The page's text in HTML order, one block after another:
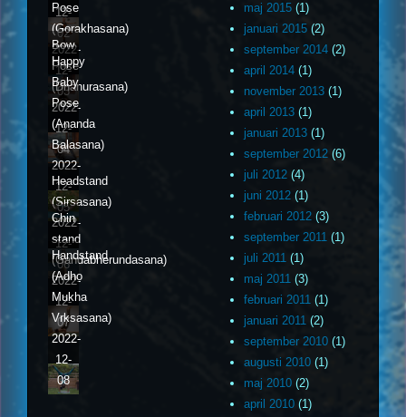
12-
02
Pose
(Gorakhasana)
2022-
12-
03
Bow
Pose
(Dhanurasana)
2022-
12-
04
Happy
Baby
Pose
(Ananda
Balasana)
2022-
12-
05
Headstand
(Sirsasana)
2022-
12-
06
Chin
stand
(Gandabherundasana)
2022-
12-
07
Handstand
(Adho
Mukha
Vrksasana)
2022-
12-
08
maj 2015 (1)
januari 2015 (2)
september 2014 (2)
april 2014 (1)
november 2013 (1)
april 2013 (1)
januari 2013 (1)
september 2012 (6)
juli 2012 (4)
juni 2012 (1)
februari 2012 (3)
september 2011 (1)
juli 2011 (1)
maj 2011 (3)
februari 2011 (1)
januari 2011 (2)
september 2010 (1)
augusti 2010 (1)
maj 2010 (2)
april 2010 (1)